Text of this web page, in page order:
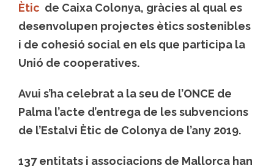
Ètic de Caixa Colonya, gràcies al qual es
desenvolupen projectes ètics sostenibles
i de cohesió social en els que participa la
Unió de cooperatives.
Avui s’ha celebrat a la seu de l’ONCE de
Palma l’acte d’entrega de les subvencions
de l’Estalvi Ètic de Colonya de l’any 2019.
137 entitats i associacions de Mallorca han